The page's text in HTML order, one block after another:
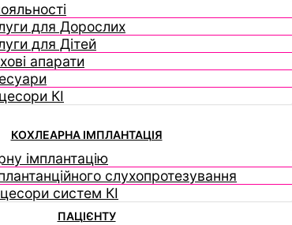
для Дорослих
для Дітей
апарати
КІ
КОХЛЕАРНА ІМПЛАНТАЦІЯ
імплантацію
слухопротезування
систем КІ
ПАЦІЄНТУ